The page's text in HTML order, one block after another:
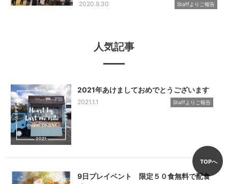
2020.9.30 Staffよりご報告
人気記事
2021年あけましておめでとうございます
2021.1.1 Staffよりご報告
9日プレイベント 限定５０食無料で配食
TOPへ